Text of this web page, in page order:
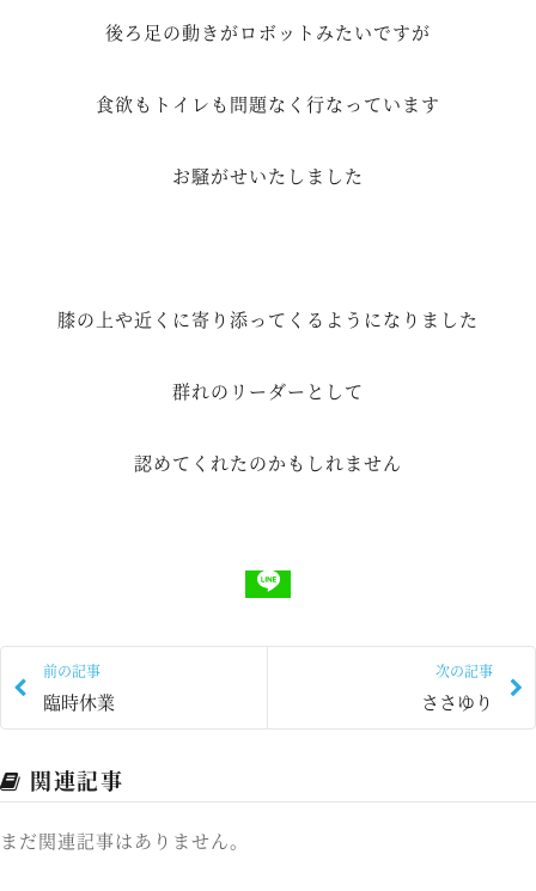
後ろ足の動きがロボットみたいですが
食欲もトイレも問題なく行なっています
お騒がせいたしました
膝の上や近くに寄り添ってくるようになりました
群れのリーダーとして
認めてくれたのかもしれません
前の記事
臨時休業
次の記事
ささゆり
関連記事
まだ関連記事はありません。